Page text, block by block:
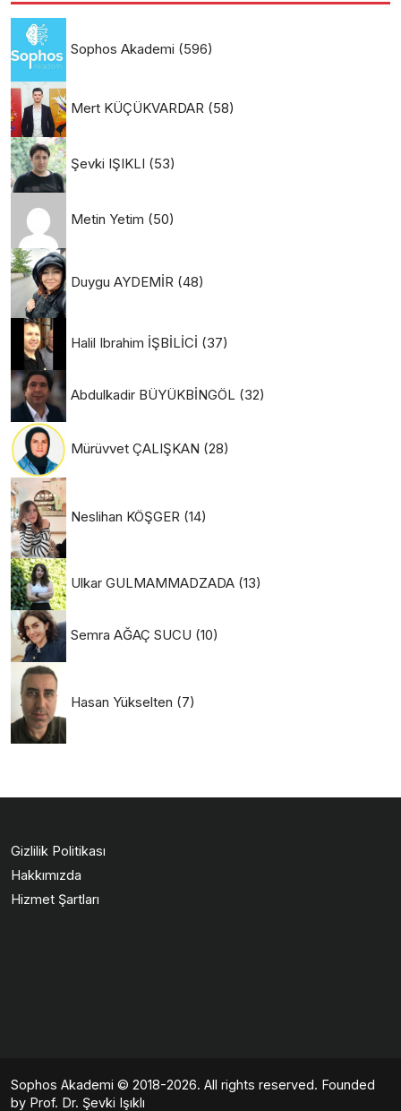
Sophos Akademi (596)
Mert KÜÇÜKVARDAR (58)
Şevki IŞIKLI (53)
Metin Yetim (50)
Duygu AYDEMİR (48)
Halil Ibrahim İŞBİLİCİ (37)
Abdulkadir BÜYÜKBİNGÖL (32)
Mürüvvet ÇALIŞKAN (28)
Neslihan KÖŞGER (14)
Ulkar GULMAMMADZADA (13)
Semra AĞAÇ SUCU (10)
Hasan Yükselten (7)
Gizlilik Politikası
Hakkımızda
Hizmet Şartları
Sophos Akademi © 2018-2026. All rights reserved. Founded
by Prof. Dr. Şevki Işıklı